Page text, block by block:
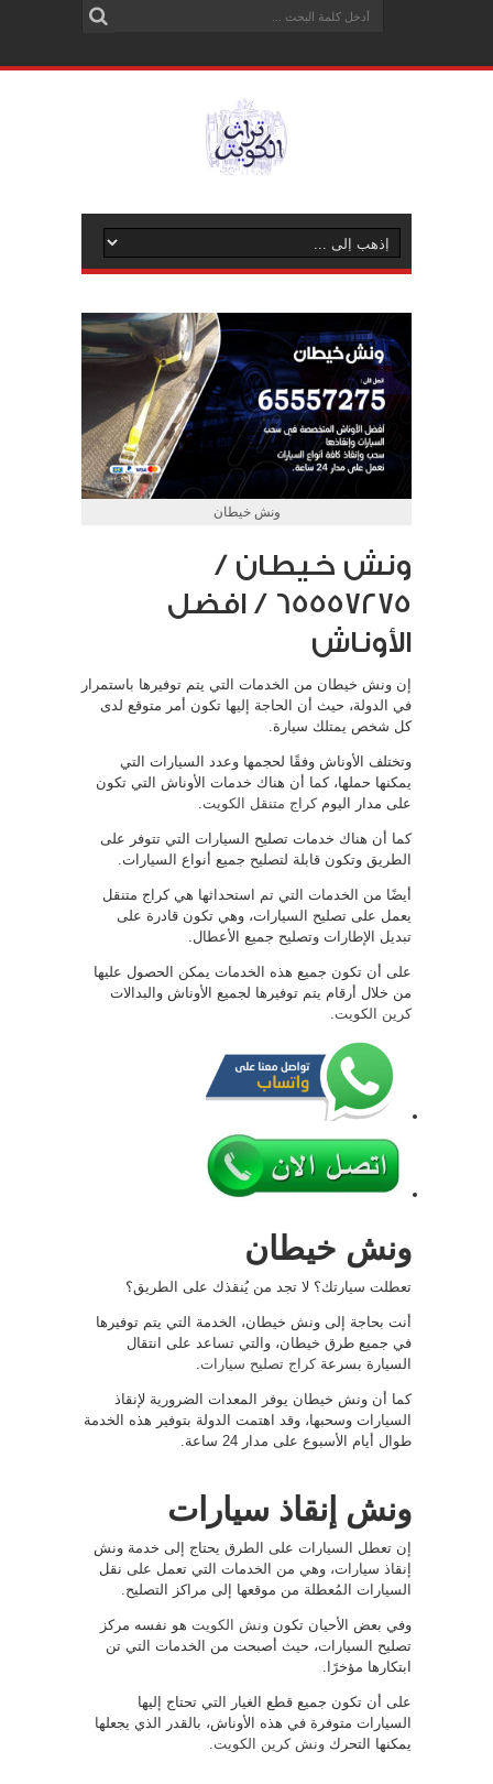
ونش خيطان
ونش خيطان /
65557275 / افضل
الأوناش
إن ونش خيطان من الخدمات التي يتم توفيرها باستمرار
في الدولة، حيث أن الحاجة إليها تكون أمر متوقع لدى
كل شخص يمتلك سيارة.
وتختلف الأوناش وفقًا لحجمها وعدد السيارات التي
يمكنها حملها، كما أن هناك خدمات الأوناش التي تكون
على مدار اليومكراج متنقل الكويت
كما أن هناك خدمات تصليح السيارات التي تتوفر على
الطريق وتكون قابلة لتصليح جميع أنواع السيارات.
أيضًا من الخدمات التي تم استحداثها هي كراج متنقل
يعمل على تصليح السيارات، وهي تكون قادرة على
تبديل الإطارات وتصليح جميع الأعطال.
على أن تكون جميع هذه الخدمات يمكن الحصول عليها
من خلال أرقام يتم توفيرها لجميع الأوناش والبدالات
كرين الكويت
ونش خيطان
تعطلت سيارتك؟ لا تجد من يُنقذك على الطريق؟
أنت بحاجة إلى ونش خيطان، الخدمة التي يتم توفيرها
في جميع طرق خيطان، والتي تساعد على انتقال
السيارة بسرعةكراج تصليح سيارات
كما أن ونش خيطان يوفر المعدات الضرورية لإنقاذ
السيارات وسحبها، وقد اهتمت الدولة بتوفير هذه الخدمة
طوال أيام الأسبوع على مدار 24 ساعة.
ونش إنقاذ سيارات
إن تعطل السيارات على الطرق يحتاج إلى خدمة ونش
إنقاذ سيارات، وهي من الخدمات التي تعمل على نقل
السيارات المُعطلة من موقعها إلى مراكز التصليح.
وفي بعض الأحيان تكون ونش الكويت هو نفسه مركز
تصليح السيارات، حيث أصبحت من الخدمات التي تن
ابتكارها مؤخرًا.
على أن تكون جميع قطع الغيار التي تحتاج إليها
السيارات متوفرة في هذه الأوناش، بالقدر الذي يجعلها
يمكنها التحرك ونش كرين الكويت